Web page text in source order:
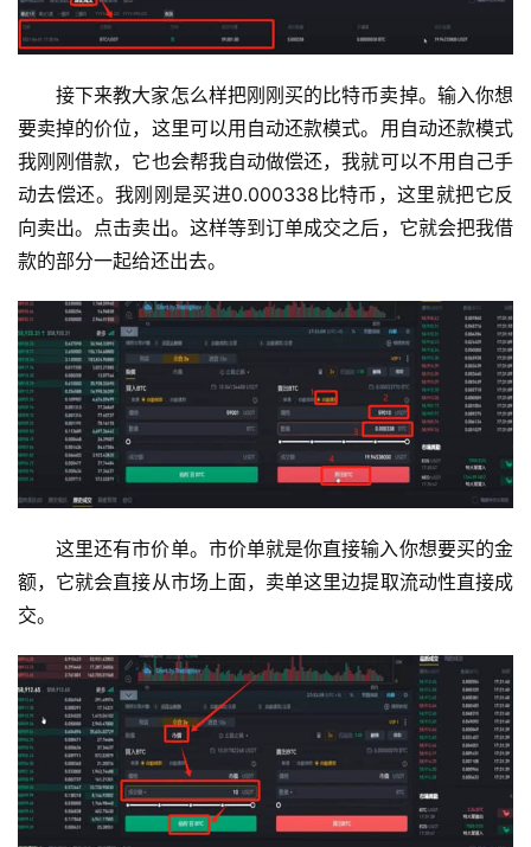
接下来教大家怎么样把刚刚买的比特币卖掉。输入你想
要卖掉的价位，这里可以用自动还款模式。用自动还款模式
我刚刚借款，它也会帮我自动做偿还，我就可以不用自己手
动去偿还。我刚刚是买进0.000338比特币，这里就把它反
向卖出。点击卖出。这样等到订单成交之后，它就会把我借
款的部分一起给还出去。
这里还有市价单。市价单就是你直接输入你想要买的金
额，它就会直接从市场上面，卖单这里边提取流动性直接成
交。